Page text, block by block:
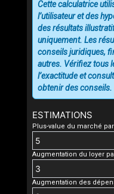
ESTIMATIONS
Plus-value du marché
Augmentation du loyer
Augmentation des
Cette calculatrice
l’utilisateur et des
des résultats
uniquement. Les
conseils juridiques,
autres. Vérifiez tous
l’exactitude et
obtenir des conseils.